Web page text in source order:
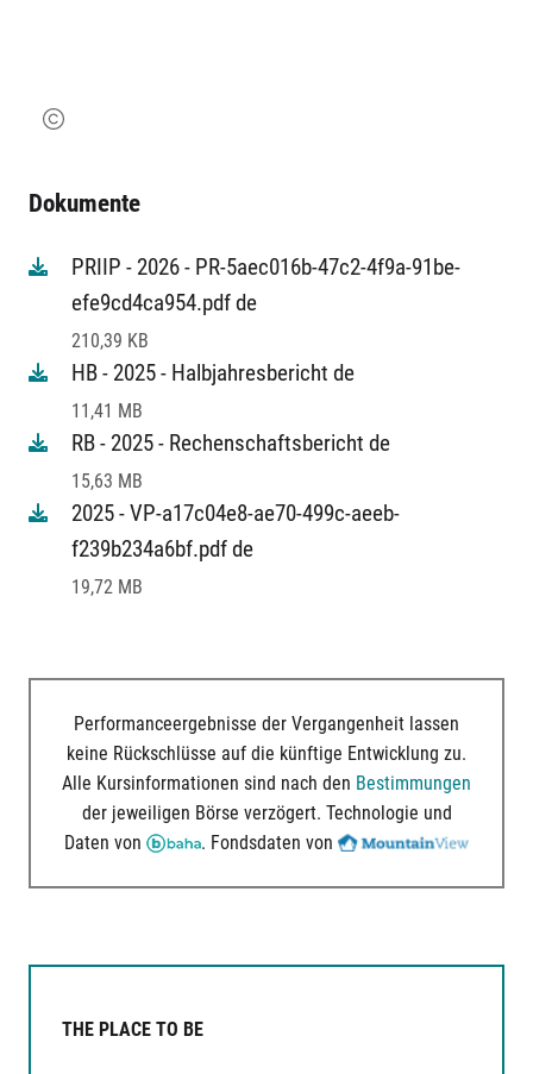
Dokumente
PRIIP - 2026 - PR-5aec016b-47c2-4f9a-91be-
efe9cd4ca954.pdf de
210,39 KB
HB - 2025 - Halbjahresbericht de
11,41 MB
RB - 2025 - Rechenschaftsbericht de
15,63 MB
2025 - VP-a17c04e8-ae70-499c-aeeb-
f239b234a6bf.pdf de
19,72 MB
Performanceergebnisse der Vergangenheit lassen
keine Rückschlüsse auf die künftige Entwicklung zu.
Alle Kursinformationen sind nach den Bestimmungen
der jeweiligen Börse verzögert. Technologie und
Daten von
. Fondsdaten von
THE PLACE TO BE